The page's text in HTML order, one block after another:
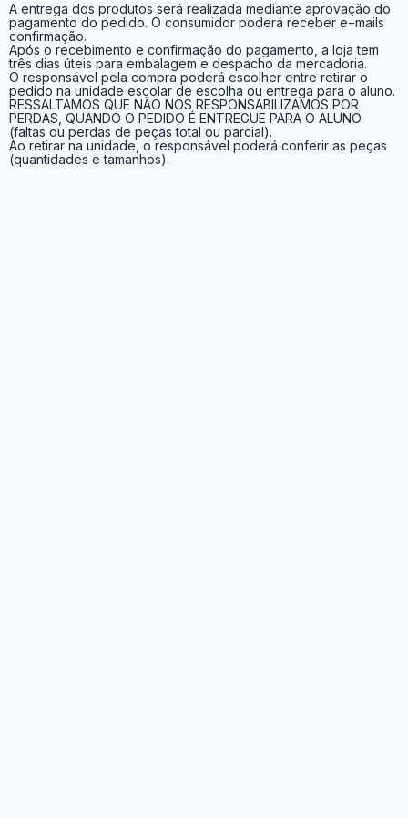
A entrega dos produtos será realizada mediante aprovação do
pagamento do pedido. O consumidor poderá receber e−mails
confirmação.
Após o recebimento e confirmação do pagamento, a loja tem
três dias úteis para embalagem e despacho da mercadoria.
O responsável pela compra poderá escolher entre retirar o
pedido na unidade escolar de escolha ou entrega para o aluno.
RESSALTAMOS QUE NÃO NOS RESPONSABILIZAMOS POR
PERDAS, QUANDO O PEDIDO É ENTREGUE PARA O ALUNO
(faltas ou perdas de peças total ou parcial).
Ao retirar na unidade, o responsável poderá conferir as peças
(quantidades e tamanhos).